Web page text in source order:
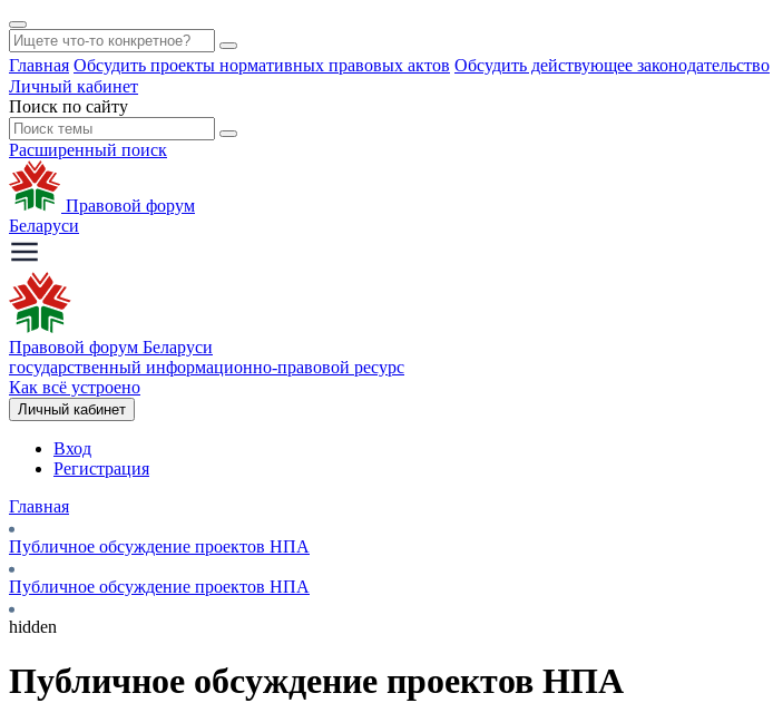
Главная Обсудить проекты нормативных правовых актов Обсудить действующее законодательство
Личный кабинет
Поиск по сайту
Расширенный поиск
Правовой форум
Беларуси
Правовой форум Беларуси
государственный информационно-правовой ресурс
Как всё устроено
Личный кабинет
Вход
Регистрация
Главная
Публичное обсуждение проектов НПА
Публичное обсуждение проектов НПА
hidden
Публичное обсуждение проектов НПА